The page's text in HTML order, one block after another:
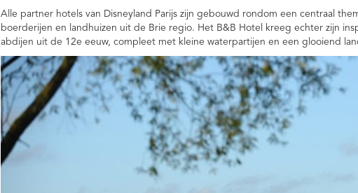
Alle partner hotels van Disneyland Parijs zijn gebouwd rondom een centraal
boerderijen en landhuizen uit de Brie regio. Het B&B Hotel kreeg echter zijn
abdijen uit de 12e eeuw, compleet met kleine waterpartijen en een glooiend